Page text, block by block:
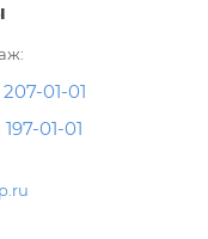
01-01
01-01